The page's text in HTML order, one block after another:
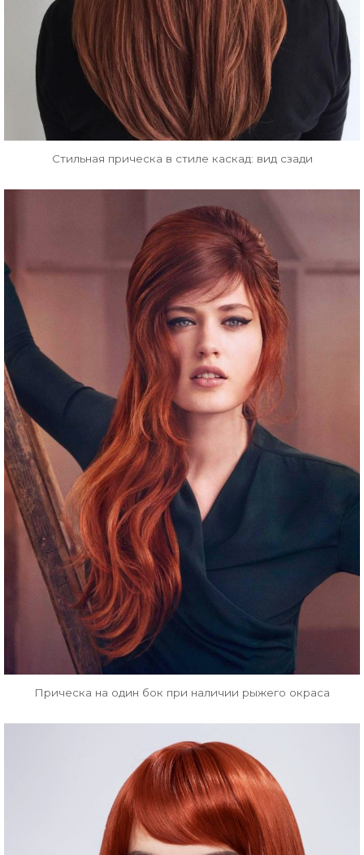
Стильная прическа в стиле каскад: вид сзади
Прическа на один бок при наличии рыжего окраса